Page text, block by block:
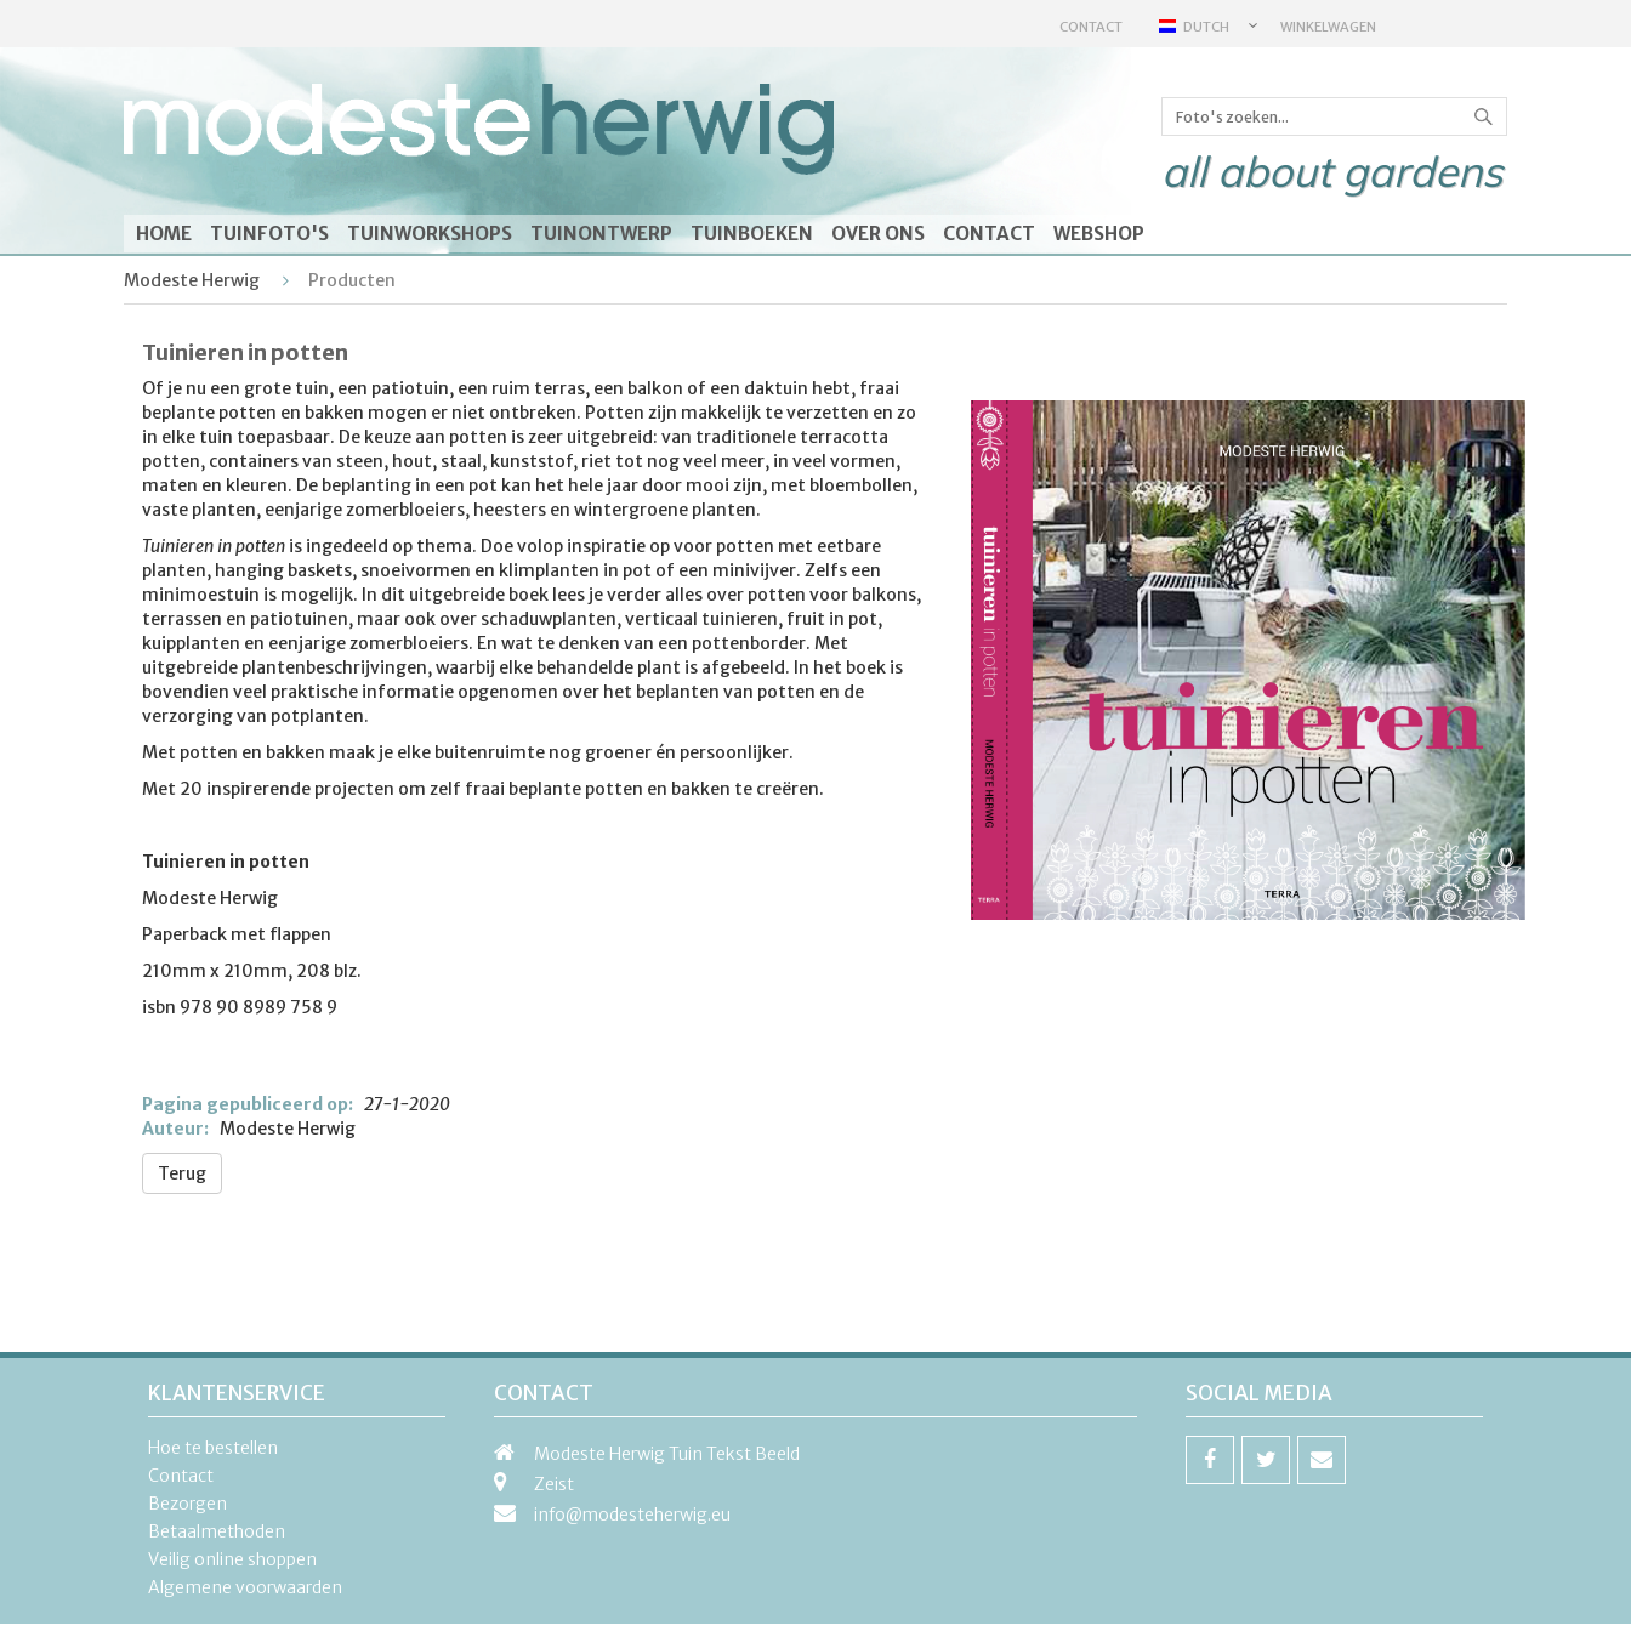
CONTACT DUTCH WINKELWAGEN
all about gardens
HOME TUINFOTO'S TUINWORKSHOPS TUINONTWERP TUINBOEKEN OVER ONS CONTACT WEBSHOP
Modeste Herwig Producten
Tuinieren in potten
Of je nu een grote tuin, een patiotuin, een ruim terras, een balkon of een daktuin hebt, fraai
beplante potten en bakken mogen er niet ontbreken. Potten zijn makkelijk te verzetten en zo
in elke tuin toepasbaar. De keuze aan potten is zeer uitgebreid: van traditionele terracotta
potten, containers van steen, hout, staal, kunststof, riet tot nog veel meer, in veel vormen,
maten en kleuren. De beplanting in een pot kan het hele jaar door mooi zijn, met bloembollen,
vaste planten, eenjarige zomerbloeiers, heesters en wintergroene planten.
Tuinieren in potten is ingedeeld op thema. Doe volop inspiratie op voor potten met eetbare
planten, hanging baskets, snoeivormen en klimplanten in pot of een minivijver. Zelfs een
minimoestuin is mogelijk. In dit uitgebreide boek lees je verder alles over potten voor balkons,
terrassen en patiotuinen, maar ook over schaduwplanten, verticaal tuinieren, fruit in pot,
kuipplanten en eenjarige zomerbloeiers. En wat te denken van een pottenborder. Met
uitgebreide plantenbeschrijvingen, waarbij elke behandelde plant is afgebeeld. In het boek is
bovendien veel praktische informatie opgenomen over het beplanten van potten en de
verzorging van potplanten.
Met potten en bakken maak je elke buitenruimte nog groener én persoonlijker.
Met 20 inspirerende projecten om zelf fraai beplante potten en bakken te creëren.
Tuinieren in potten
Modeste Herwig
Paperback met flappen
210mm x 210mm, 208 blz.
isbn 978 90 8989 758 9
Pagina gepubliceerd op: 27-1-2020
Auteur: Modeste Herwig
Terug
KLANTENSERVICE
Hoe te bestellen
Contact
Bezorgen
Betaalmethoden
Veilig online shoppen
Algemene voorwaarden
CONTACT
Modeste Herwig Tuin Tekst Beeld
Zeist
info@modesteherwig.eu
SOCIAL MEDIA